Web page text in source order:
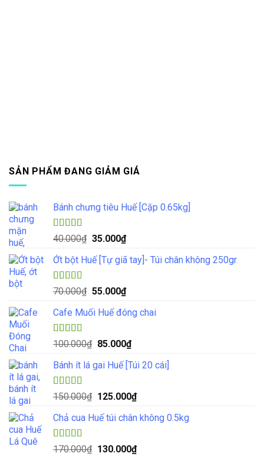
SẢN PHẨM ĐANG GIẢM GIÁ
Bánh chưng tiêu Huế [Cặp 0.65kg]
Được xếp
4.33
5 sao
40.000₫ Giá
là:
35.000₫Giá
tại
35.000₫.
Ớt bột Huế [Tự giã tay]- Túi chân không 250gr
Được xếp
5.00
sao
70.000₫ Giá
là:
55.000₫Giá
tại
55.000₫.
Cafe Muối Huế đóng chai
Được xếp
5.005
sao
100.000₫ Giá
là:
85.000₫Giá
tại
85.000₫.
Bánh ít lá gai Huế [Túi 20 cái]
Được xếp
4.57
5 sao
150.000₫ Giá
là:
125.000₫Giá
tại
125.000₫.
Chả cua Huế túi chân không 0.5kg
Được xếp
4.50
170.000₫ Giá
130.000₫Giá